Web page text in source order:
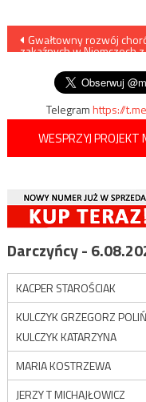
Nawigacja
wpisu
Gwałtowny rozwój
zakaźnych w Niemczech z
Telegramhttps://
WESPRZYJ
Darczyńcy -
KACPER STAROŚCIAK
KULCZYK GRZEGORZ
KULCZYK KATARZYNA
MARIA KOSTRZEWA
JERZY T MICHAJŁOWICZ